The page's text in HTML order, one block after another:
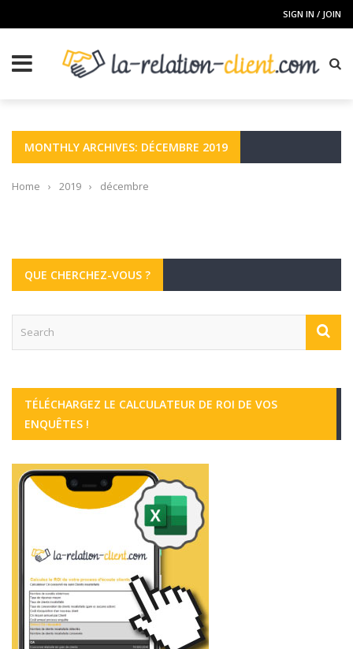
SIGN IN / JOIN
MONTHLY ARCHIVES: DÉCEMBRE 2019
Home › 2019 › décembre
QUE CHERCHEZ-VOUS ?
TÉLÉCHARGEZ LE CALCULATEUR DE ROI DE VOS
ENQUÊTES !